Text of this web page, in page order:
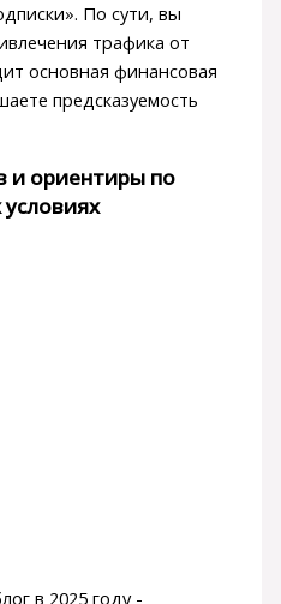
По сути, вы
трафика от
основная финансовая
предсказуемость
и ориентиры по